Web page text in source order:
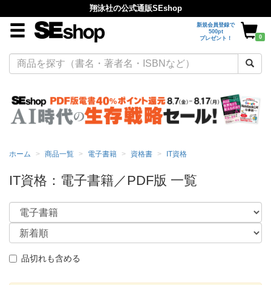
翔泳社の公式通販SEshop
新規会員登録で
500pt
プレゼント！
0
ホーム 商品一覧 電子書籍 資格書 IT資格
IT資格：電子書籍／PDF版 一覧
品切れも含める